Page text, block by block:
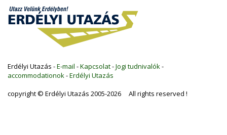
Erdélyi Utazás -E-mail -Kapcsolat-Jogi tudnivalók -
accommodationok -Erdélyi Utazás
copyright © Erdélyi Utazás 2005-2026 All rights reserved !